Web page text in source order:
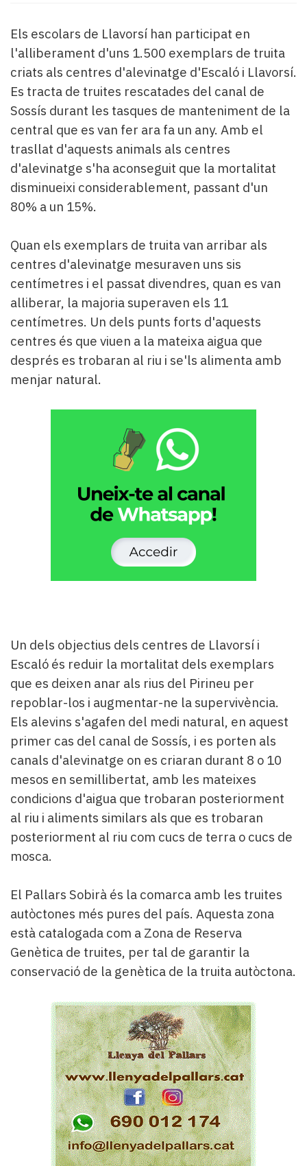
patrocinat
Lo
més
Editorial
Els escolars de Llavorsí han participat en
l'alliberament d'uns 1.500 exemplars de truita
criats als centres d'alevinatge d'Escaló i Llavorsí.
Es tracta de truites rescatades del canal de
Sossís durant les tasques de manteniment de la
central que es van fer ara fa un any. Amb el
trasllat d'aquests animals als centres
d'alevinatge s'ha aconseguit que la mortalitat
disminueixi considerablement, passant d'un
80% a un 15%.
Quan els exemplars de truita van arribar als
centres d'alevinatge mesuraven uns sis
centímetres i el passat divendres, quan es van
alliberar, la majoria superaven els 11
centímetres. Un dels punts forts d'aquests
centres és que viuen a la mateixa aigua que
després es trobaran al riu i se'ls alimenta amb
menjar natural.
Un dels objectius dels centres de Llavorsí i
Escaló és reduir la mortalitat dels exemplars
que es deixen anar als rius del Pirineu per
repoblar-los i augmentar-ne la supervivència.
Els alevins s'agafen del medi natural, en aquest
primer cas del canal de Sossís, i es porten als
canals d'alevinatge on es criaran durant 8 o 10
mesos en semillibertat, amb les mateixes
condicions d'aigua que trobaran posteriorment
al riu i aliments similars als que es trobaran
posteriorment al riu com cucs de terra o cucs de
mosca.
El Pallars Sobirà és la comarca amb les truites
autòctones més pures del país. Aquesta zona
està catalogada com a Zona de Reserva
Genètica de truites, per tal de garantir la
conservació de la genètica de la truita autòctona.